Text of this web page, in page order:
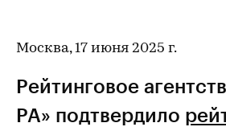
Москва, 17 июня 2025 г.
Рейтинговое
РА» подтвердило